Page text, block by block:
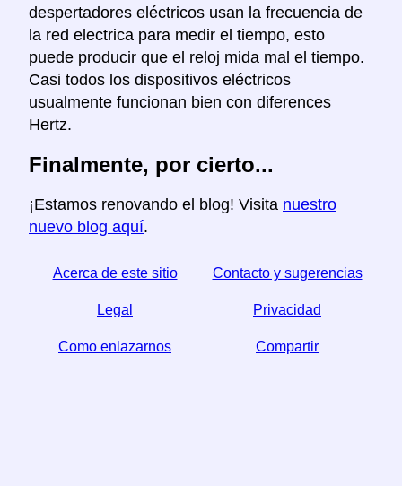
despertadores eléctricos usan la frecuencia de
la red electrica para medir el tiempo, esto
puede producir que el reloj mida mal el tiempo.
Casi todos los dispositivos eléctricos
usualmente funcionan bien con diferences
Hertz.
Finalmente, por cierto...
¡Estamos renovando el blog! Visita nuestro
nuevo blog aquí.
Acerca de este sitio Contacto y sugerencias
Legal Privacidad
Como enlazarnos Compartir